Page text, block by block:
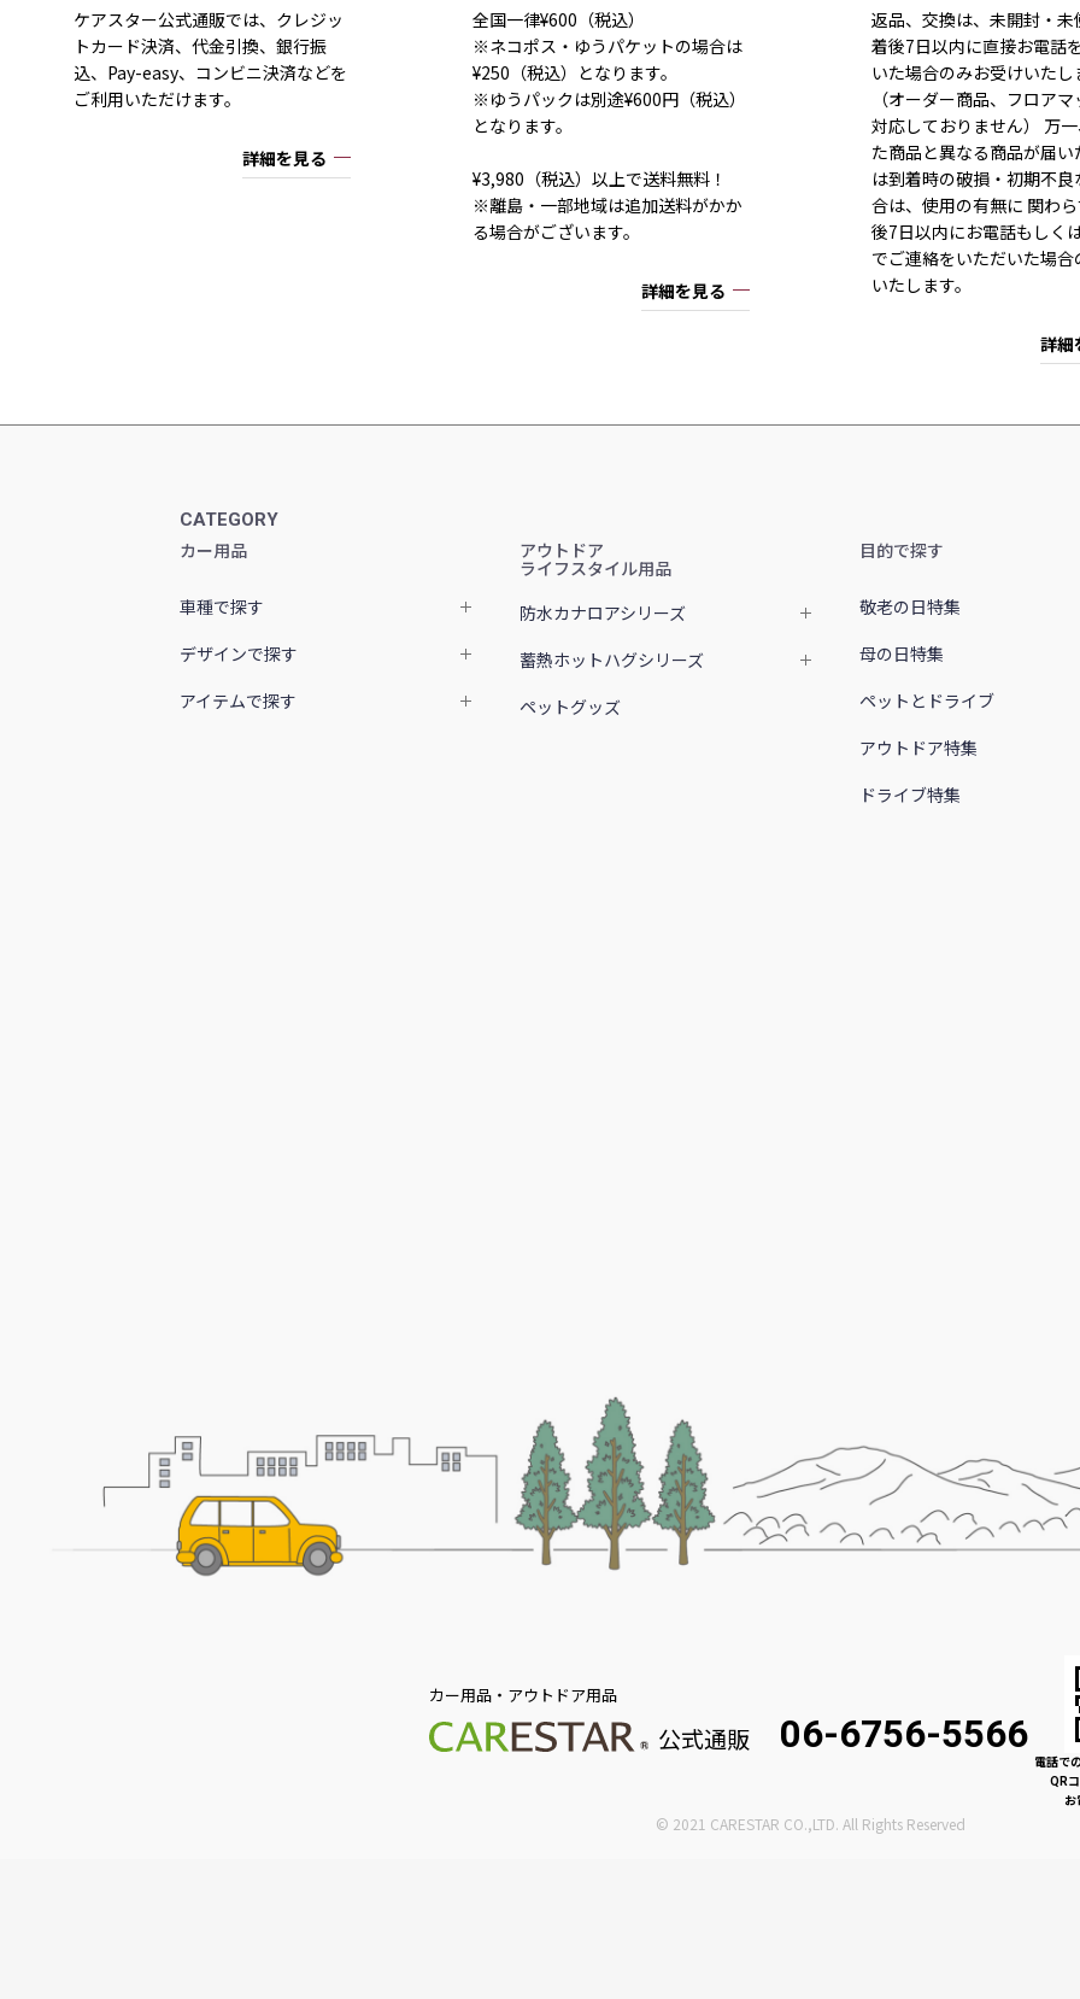
ケアスター公式通販では、クレジッ
トカード決済、代金引換、銀行振
込、Pay-easy、コンビニ決済などを
ご利用いただけます。
詳細を見る
全国一律¥600（税込）
※ネコポス・ゆうパケットの場合は
¥250（税込）となります。
※ゆうパックは別途¥600円（税込）
となります。
¥3,980（税込）以上で送料無料！
※離島・一部地域は追加送料がかか
る場合がございます。
詳細を見る
返品、交換は、未開封・未
着後7日以内に直接お電話
いた場合のみお受けいたし
（オーダー商品、フロア
対応しておりません） 万
た商品と異なる商品が届い
は到着時の破損・初期不良
合は、使用の有無に 関わ
後7日以内にお電話もしく
でご連絡をいただいた場合
いたします。
詳細
CATEGORY
カー用品
車種で探す
デザインで探す
アイテムで探す
アウトドア
ライフスタイル用品
防水カナロアシリーズ
蓄熱ホットハグシリーズ
ペットグッズ
目的で探す
敬老の日特集
母の日特集
ペットとドライブ
アウトドア特集
ドライブ特集
カー用品・アウトドア用品
公式通販 06-6756-5566
電話で
QR
お
© 2021 CARESTAR CO.,LTD. All Rights Reserved